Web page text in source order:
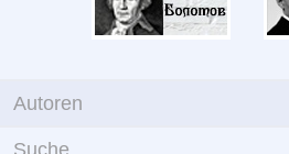
Autoren
Suche